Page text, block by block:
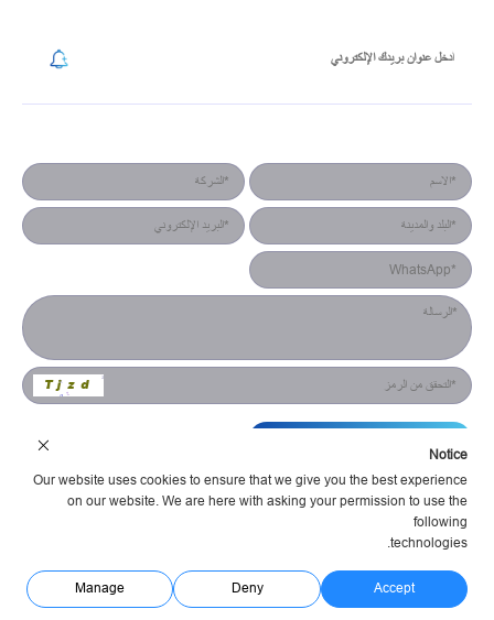
Notice
Our website uses cookies to ensure that we give you the best experience
on our website. We are here with asking your permission to use the
following
technologies.
Accept
Deny
Manage